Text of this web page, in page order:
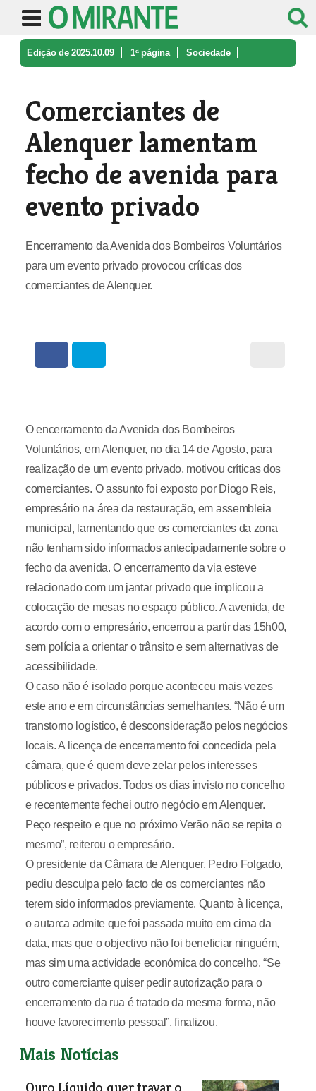
Edição de 2025.10.09 1ª página Sociedade
Comerciantes de
Alenquer lamentam
fecho de avenida para
evento privado
Encerramento da Avenida dos Bombeiros Voluntários
para um evento privado provocou críticas dos
comerciantes de Alenquer.
O encerramento da Avenida dos Bombeiros
Voluntários, em Alenquer, no dia 14 de Agosto, para
realização de um evento privado, motivou críticas dos
comerciantes. O assunto foi exposto por Diogo Reis,
empresário na área da restauração, em assembleia
municipal, lamentando que os comerciantes da zona
não tenham sido informados antecipadamente sobre o
fecho da avenida. O encerramento da via esteve
relacionado com um jantar privado que implicou a
colocação de mesas no espaço público. A avenida, de
acordo com o empresário, encerrou a partir das 15h00,
sem polícia a orientar o trânsito e sem alternativas de
acessibilidade.
O caso não é isolado porque aconteceu mais vezes
este ano e em circunstâncias semelhantes. “Não é um
transtorno logístico, é desconsideração pelos negócios
locais. A licença de encerramento foi concedida pela
câmara, que é quem deve zelar pelos interesses
públicos e privados. Todos os dias invisto no concelho
e recentemente fechei outro negócio em Alenquer.
Peço respeito e que no próximo Verão não se repita o
mesmo”, reiterou o empresário.
O presidente da Câmara de Alenquer, Pedro Folgado,
pediu desculpa pelo facto de os comerciantes não
terem sido informados previamente. Quanto à licença,
o autarca admite que foi passada muito em cima da
data, mas que o objectivo não foi beneficiar ninguém,
mas sim uma actividade económica do concelho. “Se
outro comerciante quiser pedir autorização para o
encerramento da rua é tratado da mesma forma, não
houve favorecimento pessoal”, finalizou.
Mais Notícias